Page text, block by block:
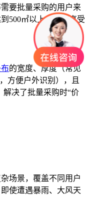
要批量采购的用户来
500㎡以上，便可享受
的宽度、厚度（常见
方便户外识别），且
决了批量采购时“价
场景，覆盖不同用户
使遭遇暴雨、大风天